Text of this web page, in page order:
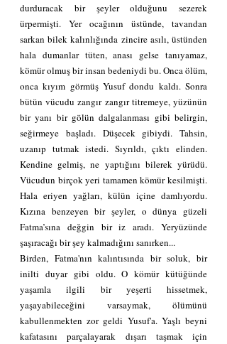
durduracak bir şeyler olduğunu sezerek
ürpermişti. Yer ocağının üstünde, tavandan
sarkan bilek kalınlığında zincire asılı, üstünden
hala dumanlar tüten, anası gelse tanıyamaz,
kömür olmuş bir insan bedeniydi bu. Onca ölüm,
onca kıyım görmüş Yusuf dondu kaldı. Sonra
bütün vücudu zangır zangır titremeye, yüzünün
bir yanı bir gölün dalgalanması gibi belirgin,
seğirmeye başladı. Düşecek gibiydi. Tahsin,
uzanıp tutmak istedi. Sıyrıldı, çıktı elinden.
Kendine gelmiş, ne yaptığını bilerek yürüdü.
Vücudun birçok yeri tamamen kömür kesilmişti.
Hala eriyen yağları, külün içine damlıyordu.
Kızına benzeyen bir şeyler, o dünya güzeli
Fatma’sına değgin bir iz aradı. Yeryüzünde
şaşıracağı bir şey kalmadığını sanırken...
Birden, Fatma'nın kalıntısında bir soluk, bir
inilti duyar gibi oldu. O kömür kütüğünde
yaşamla ilgili bir yeşerti hissetmek,
yaşayabileceğini varsaymak, ölümünü
kabullenmekten zor geldi Yusuf'a. Yaşlı beyni
kafatasını parçalayarak dışarı taşmak için